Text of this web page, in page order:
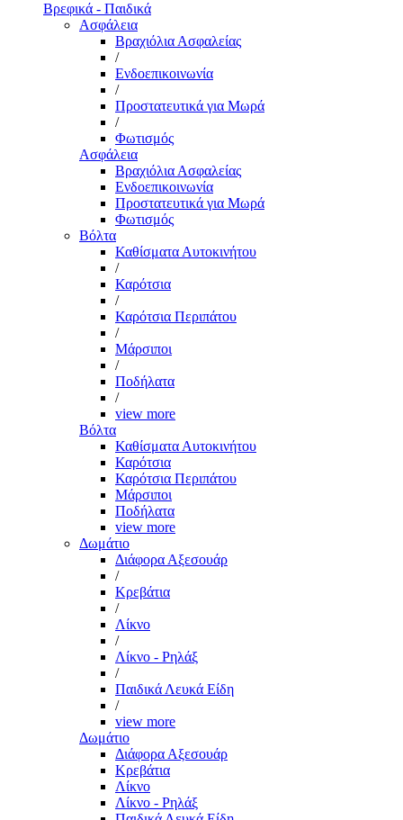
Βρεφικά - Παιδικά
Ασφάλεια
Βραχιόλια Ασφαλείας
/
Ενδοεπικοινωνία
/
Προστατευτικά για Μωρά
/
Φωτισμός
Ασφάλεια
Βραχιόλια Ασφαλείας
Ενδοεπικοινωνία
Προστατευτικά για Μωρά
Φωτισμός
Βόλτα
Καθίσματα Αυτοκινήτου
/
Καρότσια
/
Καρότσια Περιπάτου
/
Μάρσιποι
/
Ποδήλατα
/
view more
Βόλτα
Καθίσματα Αυτοκινήτου
Καρότσια
Καρότσια Περιπάτου
Μάρσιποι
Ποδήλατα
view more
Δωμάτιο
Διάφορα Αξεσουάρ
/
Κρεβάτια
/
Λίκνο
/
Λίκνο - Ρηλάξ
/
Παιδικά Λευκά Είδη
/
view more
Δωμάτιο
Διάφορα Αξεσουάρ
Κρεβάτια
Λίκνο
Λίκνο - Ρηλάξ